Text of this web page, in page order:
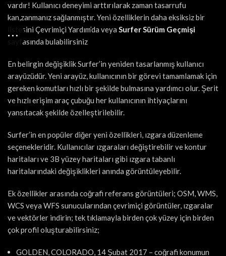
vardır! Kullanıcı deneyimi arttırılarak zaman tasarrufu
kan,zanmanız sağlanmıştır. Yeni özelliklerin daha eksiksiz bir
listesini Çevrimiçi Yardım’da veya Surfer Sürüm Geçmişi
sayfasında bulabilirsiniz
En belirgin değişiklik Surfer’in yeniden tasarlanmış kullanıcı
arayüzüdür. Yeni arayüz, kullanıcının bir görevi tamamlamak için
gereken komutları hızlı bir şekilde bulmasına yardımcı olur. Şerit
ve hızlı erişim araç çubuğu her kullanıcının ihtiyaçlarını
yansıtacak şekilde özelleştirilebilir.
Surfer’in en popüler diğer yeni özellikleri, ızgara düzenleme
seçenekleridir. Kullanıcılar ızgaraları değiştirebilir ve kontur
haritaları ve 3B yüzey haritaları gibi ızgara tabanlı
haritalarındaki değişiklikleri anında görüntüleyebilir.
Ek özellikler arasında coğrafi referans görüntüleri; OSM, WMS,
WCS veya WFS sunucularından çevrimiçi görüntüler, ızgaralar
ve vektörler indirin; tek tıklamayla birden çok yüzey için birden
çok profil oluşturabilirsiniz;
GOLDEN, COLORADO, 14 Şubat 2017 – coğrafi konumun